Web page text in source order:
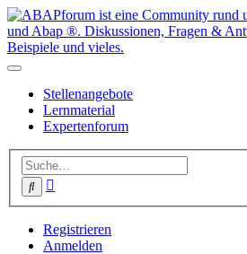
Stellenangebote
Lernmaterial
Expertenforum
Suche
Registrieren
Anmelden